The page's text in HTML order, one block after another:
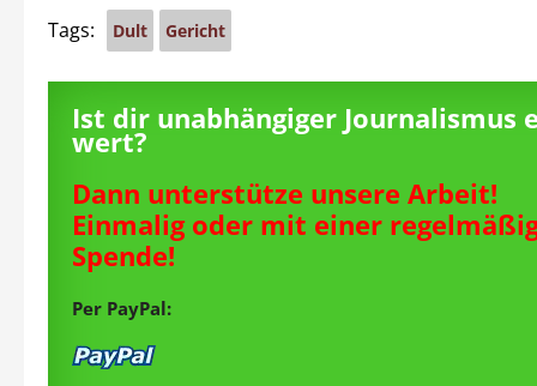
Tags: Dult Gericht
Ist dir unabhängiger Journalismus
wert?
Dann unterstütze unsere Arbeit!
Einmalig oder mit einer
Spende!
Per PayPal: